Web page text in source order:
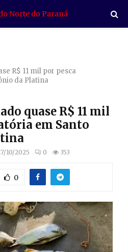
R$ 11 mil por pesca
da Platina
quase R$ 11 mil
em Santo
10/2025 0 353
0